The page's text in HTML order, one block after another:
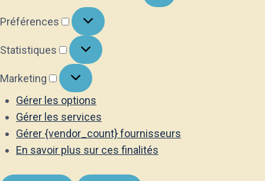
Préférences
Préférences
Statistiques
Statistiques
Marketing
Marketing
Gérer les options
Gérer les services
Gérer {vendor_count} fournisseurs
En savoir plus sur ces finalités